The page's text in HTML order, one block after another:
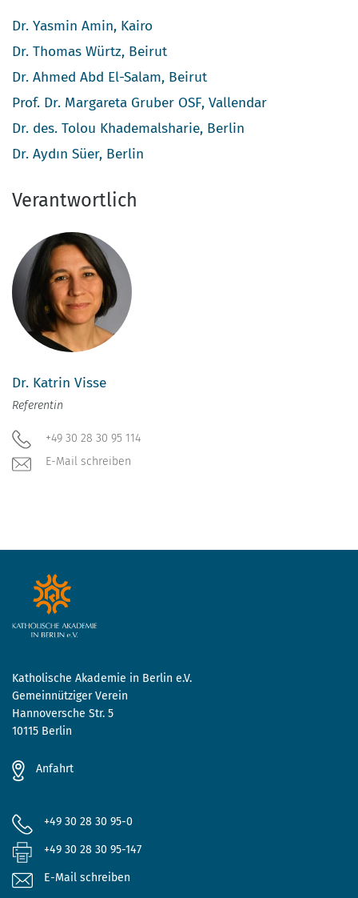
Dr. Yasmin Amin, Kairo
Dr. Thomas Würtz, Beirut
Dr. Ahmed Abd El-Salam, Beirut
Prof. Dr. Margareta Gruber OSF, Vallendar
Dr. des. Tolou Khademalsharie, Berlin
Dr. Aydın Süer, Berlin
Verantwortlich
Dr. Katrin Visse
Referentin
+49 30 28 30 95 114
E-Mail schreiben
Katholische Akademie in Berlin e.V.
Gemeinnütziger Verein
Hannoversche Str. 5
10115 Berlin
Anfahrt
+49 30 28 30 95-0
+49 30 28 30 95-147
E-Mail schreiben